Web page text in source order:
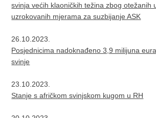
svinja većih klaoničkih težina zbog otežanih
uzrokovanih mjerama za suzbijanje ASK
26.10.2023.
Posjednicima nadoknađeno 3,9 milijuna
svinje
23.10.2023.
Stanje s afričkom svinjskom kugom u RH